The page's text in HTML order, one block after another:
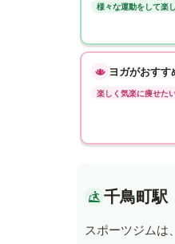
様々な運動をして楽
ヨガがおすす
楽しく気楽に痩せた
千鳥町駅
スポーツジムは、